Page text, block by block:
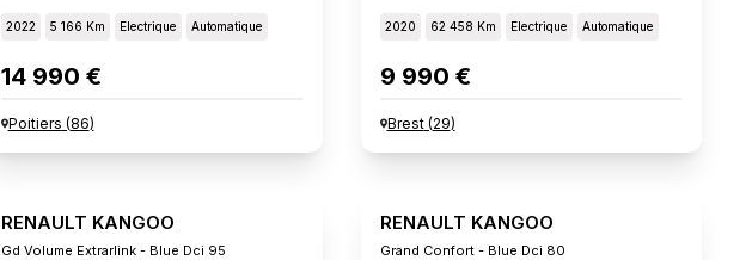
2022 5 166 Km Electrique Automatique
14 990 €
Poitiers (86)
2020 62 458 Km Electrique Automatique
9 990 €
Brest(29)
RENAULT KANGOO
Gd Volume Extrarlink - Blue Dci 95
RENAULT KANGOO
Grand Confort - Blue Dci 80